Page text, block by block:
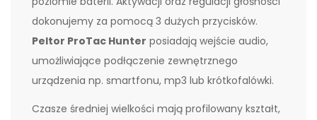
dokonujemy za pomocą 3 dużych przycisków.
Peltor ProTac Hunter posiadają wejście audio,
umożliwiające podłączenie zewnętrznego
urządzenia np. smartfonu, mp3 lub krótkofalówki.
Czasze średniej wielkości mają profilowany kształt,